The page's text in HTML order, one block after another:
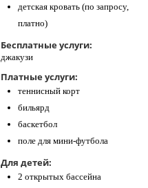
детская кровать (по запросу,
платно)
Бесплатные услуги:
джакузи
Платные услуги:
теннисный корт
бильярд
баскетбол
поле для мини-футбола
Для детей:
2 открытых бассейна